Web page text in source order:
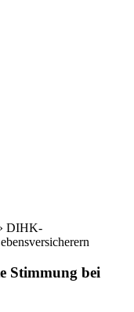
DIHK-
Stimmung bei